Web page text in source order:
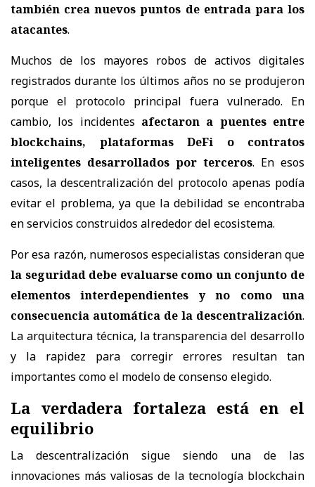
también crea nuevos puntos de entrada para los
atacantes.
Muchos de los mayores robos de activos digitales
registrados durante los últimos años no se produjeron
porque el protocolo principal fuera vulnerado. En
cambio, los incidentes afectaron a puentes entre
blockchains, plataformas DeFi o contratos
inteligentes desarrollados por terceros. En esos
casos, la descentralización del protocolo apenas podía
evitar el problema, ya que la debilidad se encontraba
en servicios construidos alrededor del ecosistema.
Por esa razón, numerosos especialistas consideran que
la seguridad debe evaluarse como un conjunto de
elementos interdependientes y no como una
consecuencia automática de la descentralización.
La arquitectura técnica, la transparencia del desarrollo
y la rapidez para corregir errores resultan tan
importantes como el modelo de consenso elegido.
La verdadera fortaleza está en el
equilibrio
La descentralización sigue siendo una de las
innovaciones más valiosas de la tecnología blockchain